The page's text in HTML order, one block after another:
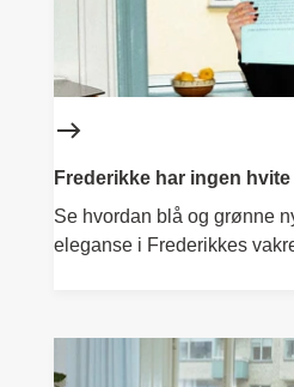
Frederikke har ingen
Se hvordan blå og grønne
eleganse i Frederikkes